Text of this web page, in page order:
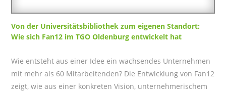
Von der Universitätsbibliothek zum eigenen Standort:
Wie sich Fan12 im TGO Oldenburg entwickelt hat
Wie entsteht aus einer Idee ein wachsendes Unternehmen
mit mehr als 60 Mitarbeitenden? Die Entwicklung von Fan12
zeigt, wie aus einer konkreten Vision, unternehmerischem